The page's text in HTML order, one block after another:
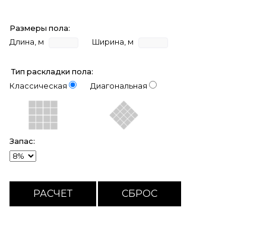
Размеры пола:
Длина, м
Ширина, м
Тип раскладки пола:
Классическая
Диагональная
Запас: